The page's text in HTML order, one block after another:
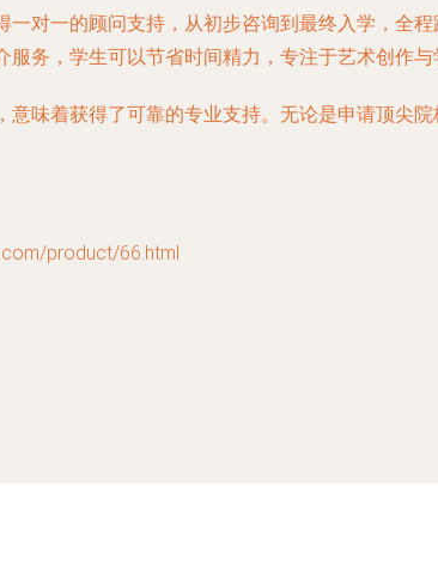
对一的顾问支持，从初步咨询到最终入学，全
务，学生可以节省时间精力，专注于艺术创作与
味着获得了可靠的专业支持。无论是申请顶尖
product/66.html